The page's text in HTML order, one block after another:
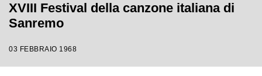
XVIII Festival della canzone italiana di
Sanremo
03 FEBBRAIO 1968